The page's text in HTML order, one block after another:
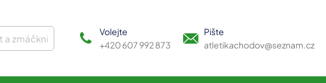
Volejte
+420 607 992 873
Pište
atletikachodov@seznam.cz